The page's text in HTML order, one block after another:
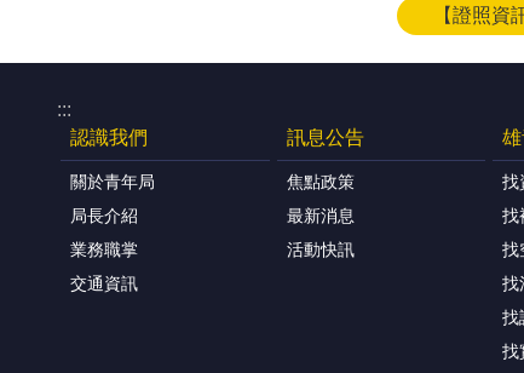
【證照
:::
認識我們
關於青年局
局長介紹
業務職掌
交通資訊
訊息公告
焦點政策
最新消息
活動快訊
找
找
找
找
找
找